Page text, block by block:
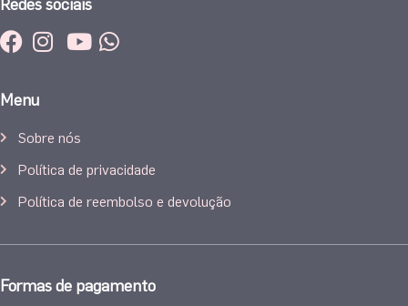
Menu
Sobre nós
Política de privacidade
Política de reembolso e devolução
Formas de pagamento